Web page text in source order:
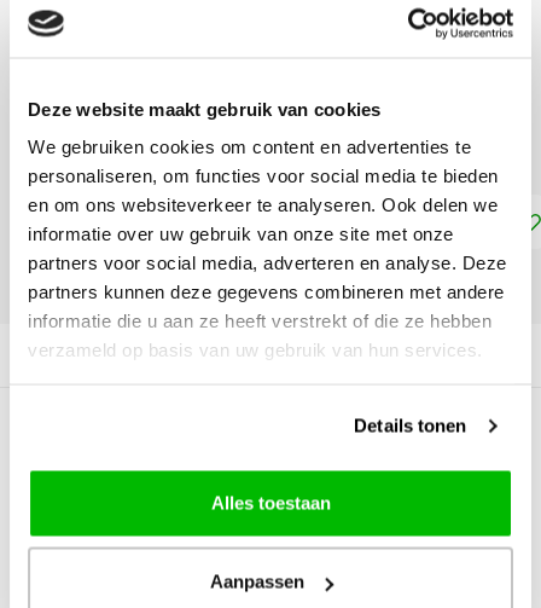
Deze website maakt gebruik van cookies
We gebruiken cookies om content en advertenties te
personaliseren, om functies voor social media te bieden
en om ons websiteverkeer te analyseren. Ook delen we
informatie over uw gebruik van onze site met onze
partners voor social media, adverteren en analyse. Deze
partners kunnen deze gegevens combineren met andere
informatie die u aan ze heeft verstrekt of die ze hebben
verzameld op basis van uw gebruik van hun services.
Details tonen
Alles toestaan
Aanpassen
DIRECT LEVERBAAR
"DMC COLOUR VARIATIONS" OF "DMC LIGHT
EFFECTS " KOOPT, ONTVANG JE EEN KORTING VAN
100% OP HET LAAGSTGEPRIJSDE PRODUCT.
Toevoegen aan winkelwagen
DELEN:
Productomschrijving